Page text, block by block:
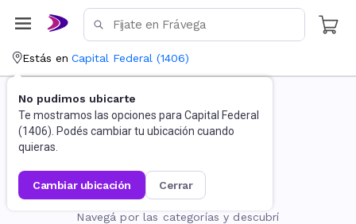
Estás en Capital Federal (1406)
No pudimos ubicarte
Te mostramos las opciones para Capital Federal
(1406). Podés cambiar tu ubicación cuando
quieras.
cambiar ubicación cerrar
La página no existe
Navegá por las categorías y descubrí